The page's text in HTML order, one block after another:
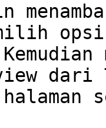
dari